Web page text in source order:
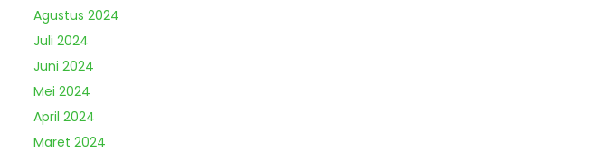
Agustus 2024
Juli 2024
Juni 2024
Mei 2024
April 2024
Maret 2024